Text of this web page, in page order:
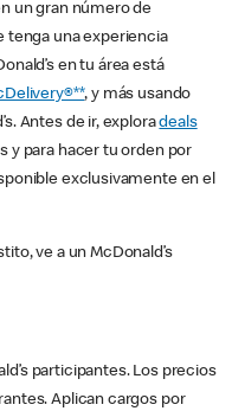
un gran número de
tenga una experiencia
en tu área está
, y más usando
Antes de ir, exploradeals
y para hacer tu orden por
exclusivamente en el
ve a un McDonald’s
participantes. Los precios
Aplican cargos por